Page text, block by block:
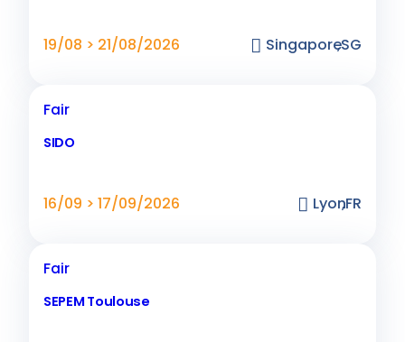
19/08 > 21/08/2026 Singapore
,SG
Fair
SIDO
16/09 > 17/09/2026 Lyon,FR
Fair
SEPEM Toulouse